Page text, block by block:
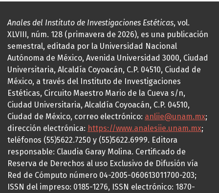
Anales del Instituto de Investigaciones Estéticas, vol.
XLVIII, núm. 128 (primavera de 2026), es una publicación
semestral, editada por la Universidad Nacional
Autónoma de México, Avenida Universidad 3000, Ciudad
Universitaria, Alcaldía Coyoacán, C.P. 04510, Ciudad de
México, a través del Instituto de Investigaciones
Estéticas, Circuito Maestro Mario de la Cueva s/n,
Ciudad Universitaria, Alcaldía Coyoacán, C.P. 04510,
Ciudad de México, correo electrónico: anliie@unam.mx;
dirección electrónica: https://www.analesiie.unam.mx;
teléfonos (55)5622.7250 y (55)5622.6999. Editora
responsable: Claudia Garay Molina. Certificado de
Reserva de Derechos al uso Exclusivo de Difusión vía
Red de Cómputo número 04-2005-060613011700-203;
ISSN del impreso: 0185-1276, ISSN electrónico: 1870-